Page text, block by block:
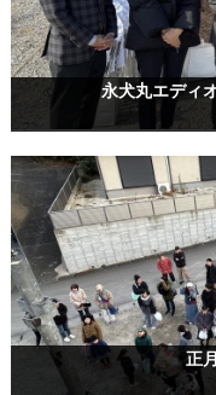
永犬丸エディ
正